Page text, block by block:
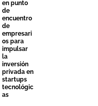
en punto
de
encuentro
de
empresari
os para
impulsar
la
inversión
privada en
startups
tecnológic
as